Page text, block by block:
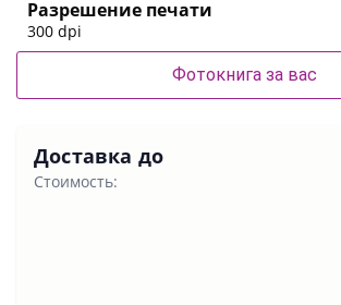
Разрешение печати
300 dpi
Фотокнига за вас
Доставка до
Стоимость: